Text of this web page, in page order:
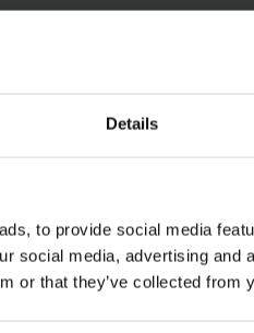
Details
to provide social media
social media, advertising and
or that they’ve collected from
: door het beperken van
voorkomt u dure
energie op basis van
blijven. Wanneer bij
verlaagt het
laadtoestand van de